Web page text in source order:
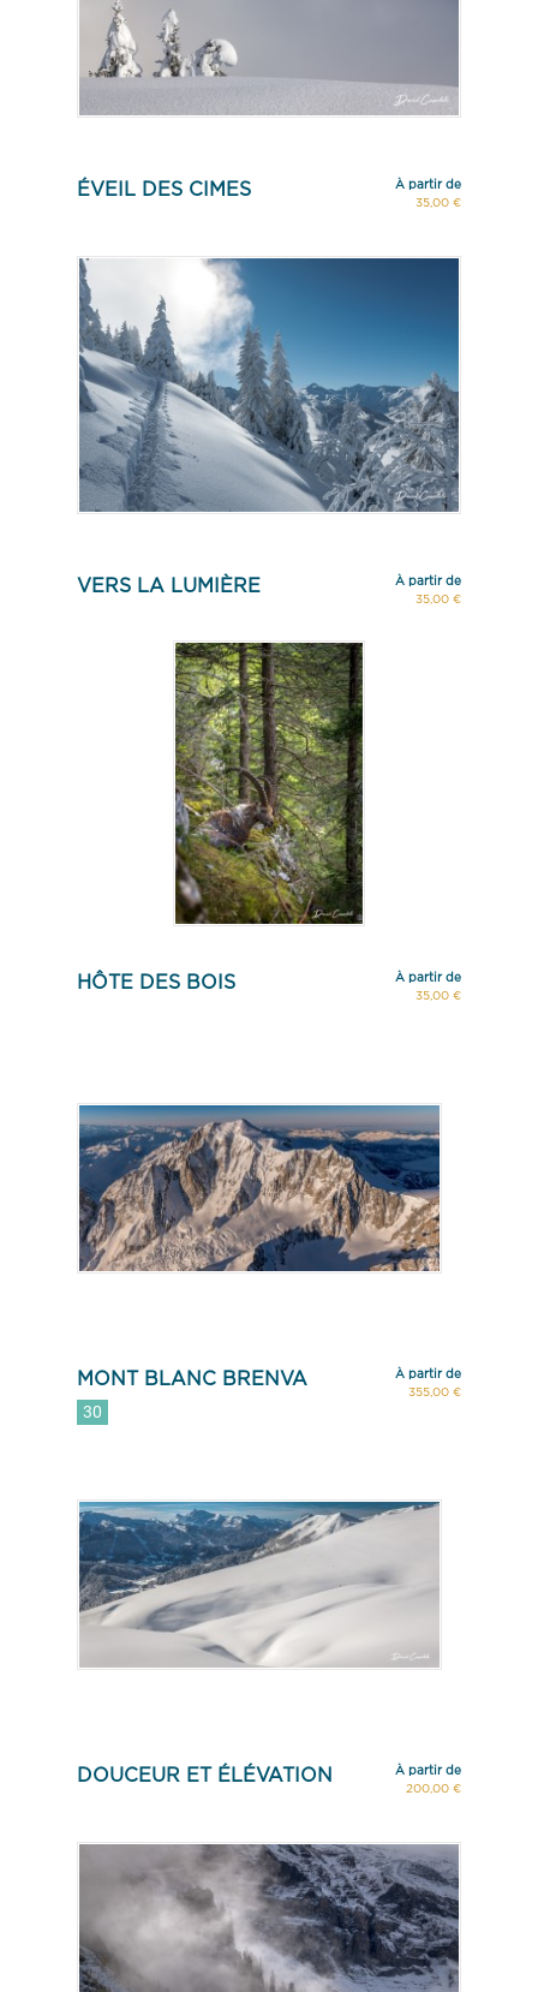
ÉVEIL DES CIMES
À partir de
35,00 €
VERS LA LUMIÈRE
À partir de
35,00 €
HÔTE DES BOIS
À partir de
35,00 €
MONT BLANC BRENVA
À partir de
355,00 €
30
DOUCEUR ET ÉLÉVATION
À partir de
200,00 €